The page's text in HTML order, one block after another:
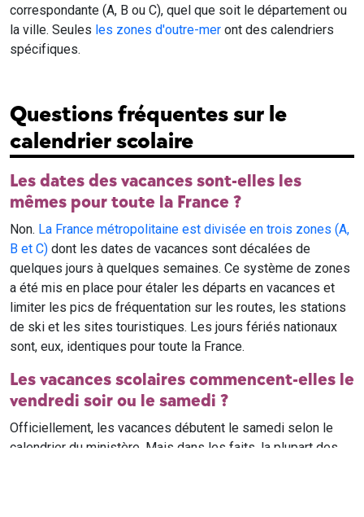
correspondante (A, B ou C), quel que soit le département ou
la ville. Seules les zones d'outre-mer ont des calendriers
spécifiques.
Questions fréquentes sur le
calendrier scolaire
Les dates des vacances sont-elles les
mêmes pour toute la France ?
Non. La France métropolitaine est divisée en trois zones (A,
B et C) dont les dates de vacances sont décalées de
quelques jours à quelques semaines. Ce système de zones
a été mis en place pour étaler les départs en vacances et
limiter les pics de fréquentation sur les routes, les stations
de ski et les sites touristiques. Les jours fériés nationaux
sont, eux, identiques pour toute la France.
Les vacances scolaires commencent-elles le
vendredi soir ou le samedi ?
Officiellement, les vacances débutent le samedi selon le
calendrier du ministère. Mais dans les faits, la plupart des